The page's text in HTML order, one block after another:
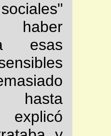
esas
hasta
explicó